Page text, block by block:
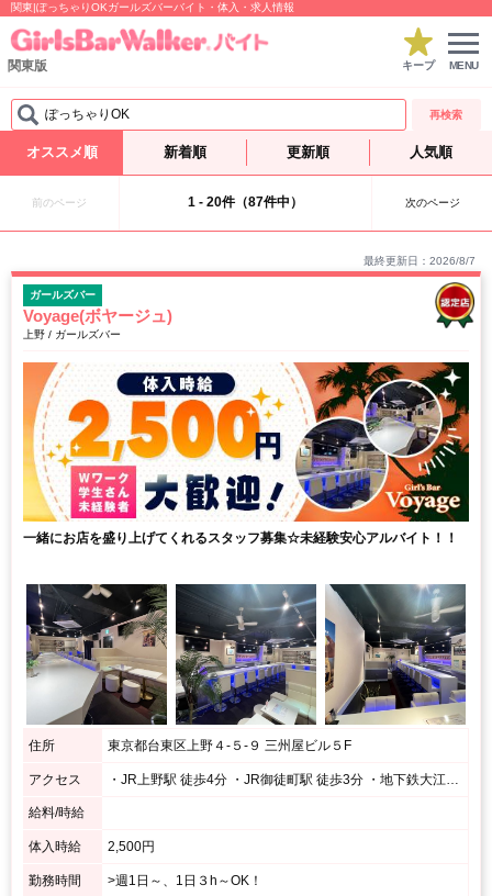
関東|ぽっちゃりOKガールズバーバイト・体入・求人情報
関東版 キープ MENU
ぽっちゃりOK 再検索
オススメ順 新着順 更新順 人気順
前のページ 1 - 20件（87件中） 次のページ
最終更新日：2026/8/7
ガールズバー
Voyage(ボヤージュ)
上野 / ガールズバー
一緒にお店を盛り上げてくれるスタッフ募集☆未経験安心アルバイト！！
住所 東京都台東区上野４‐５‐９ 三州屋ビル５F
アクセス ・JR上野駅 徒歩4分 ・JR御徒町駅 徒歩3分 ・地下鉄大江戸線、銀座線 上野御徒町駅 徒歩1分 ・地下鉄日比谷線 仲御徒町駅 徒歩3分
給料/時給
体入時給 2,500円
勤務時間 >週1日～、1日３h～OK！